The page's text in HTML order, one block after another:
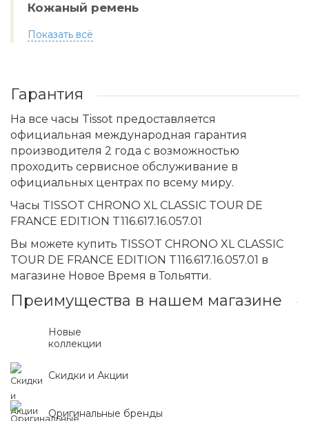
Кожаный ремень
Показать всё
Гарантия
На все часы Tissot предоставляется
официальная международная гарантия
производителя 2 года с возможностью
проходить сервисное обслуживание в
официальных центрах по всему миру.
Часы TISSOT CHRONO XL CLASSIC TOUR DE
FRANCE EDITION T116.617.16.057.01
Вы можете купить TISSOT CHRONO XL CLASSIC
TOUR DE FRANCE EDITION T116.617.16.057.01 в
магазине Новое Время в Тольятти.
Преимущества в нашем магазине
Новые
коллекции
Скидки и Акции
Оригинальные бренды